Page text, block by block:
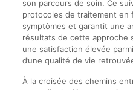
son parcours de soin. Ce
protocoles de traitement en
symptômes et garantit une
résultats de cette approche
une satisfaction élevée
d’une qualité de vie
À la croisée des chemins